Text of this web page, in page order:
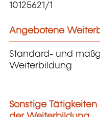
10125621/1
Angebotene
Standard- und
Weiterbildung
Sonstige